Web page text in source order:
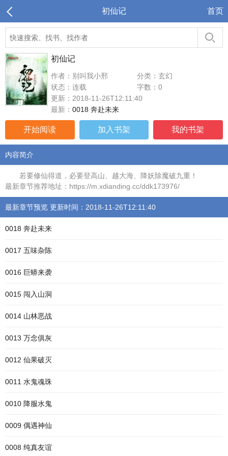
初仙记 首页
初仙记
作者：别叫我小邢
分类：玄幻
状态：连载
字数：0
更新：2018-11-26T12:11:40
最新： 0018 奔赴未来
开始阅读 加入书架 我的书架
内容简介
若要修仙得道，必要登高山、越大海、降妖除魔破九重！
最新章节推荐地址：https://m.xdianding.cc/ddk173976/
最新章节预览 更新时间：2018-11-26T12:11:40
0018 奔赴未来
0017 五味杂陈
0016 巨蟒来袭
0015 闯入山洞
0014 山林恶战
0013 万念俱灰
0012 仙果破灭
0011 水鬼魂珠
0010 降服水鬼
0009 偶遇神仙
0008 纯真友谊